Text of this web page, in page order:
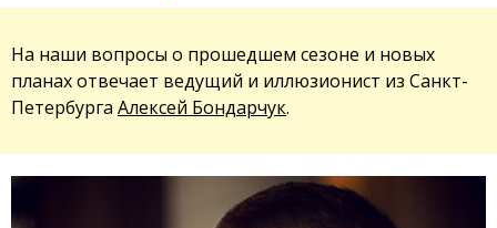
На наши вопросы о прошедшем сезоне и новых
планах отвечает ведущий и иллюзионист из Санкт-
Петербурга Алексей Бондарчук.